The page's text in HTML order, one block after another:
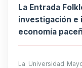
La Entrada
investigación e
economía
La Universidad